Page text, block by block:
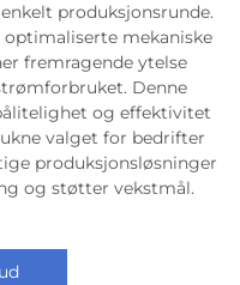
produksjonsrunde.
mekaniske
fremragende ytelse
Denne
og effektivitet
valget for bedrifter
produksjonsløsninger
og støtter vekstmål.